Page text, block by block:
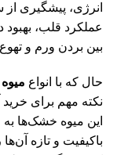
انرژی، پیشگیری
عملکرد قلب،
بین بردن ورم و
حال که با انواع
نکته مهم برای خرید
این میوه خشک‌ها به
باکیفیت و تازه